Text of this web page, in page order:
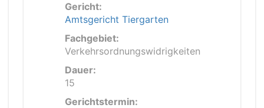
Gericht:
Amtsgericht Tiergarten
Fachgebiet:
Verkehrsordnungswidrigkeiten
Dauer:
15
Gerichtstermin: